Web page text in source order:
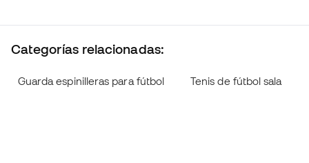
Categorías relacionadas:
Guarda espinilleras para fútbol Tenis de fútbol sala